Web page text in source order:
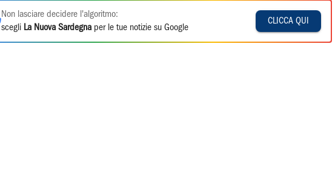
Non lasciare decidere l'algoritmo:
scegli La Nuova Sardegna per le tue notizie su Google
CLICCA QUI